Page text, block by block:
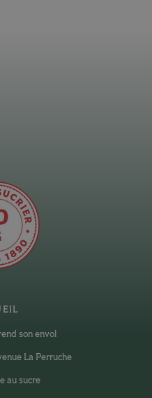
son envol
La Perruche
au sucre